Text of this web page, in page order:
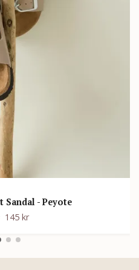
Sandal - Peyote
145 kr